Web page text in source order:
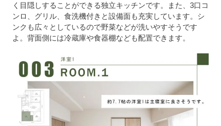
く目隠しすることができる独立キッチンです。また、3口コ
ンロ、グリル、食洗機付きと設備面も充実しています。シ
ンクも広々としているので野菜などが洗いやすそうです
よ。背面側には冷蔵庫や食器棚なども配置できます。